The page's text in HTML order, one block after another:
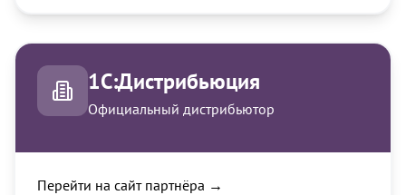
1С:Дистрибьюция
Официальный дистрибьютор
Перейти на сайт партнёра →